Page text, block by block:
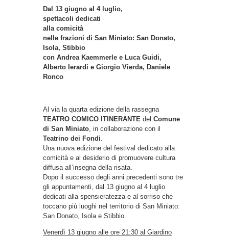
Dal 13 giugno al 4 luglio,
spettacoli dedicati
alla comicità
nelle frazioni di San Miniato: San Donato,
Isola, Stibbio
con Andrea Kaemmerle e Luca Guidi,
Alberto Ierardi e Giorgio Vierda, Daniele
Ronco
Al via la quarta edizione della rassegna
TEATRO COMICO ITINERANTE del Comune
di San Miniato , in collaborazione con il
Teatrino dei Fondi
Una nuova edizione del festival dedicato alla
comicità e al desiderio di promuovere cultura
diffusa all’insegna della risata.
Dopo il successo degli anni precedenti sono tre
gli appuntamenti, dal 13 giugno al 4 luglio
dedicati alla spensieratezza e al sorriso che
toccano più luoghi nel territorio di San Miniato:
San Donato, Isola e Stibbio.
Venerdì 13 giugno alle ore 21:30 al Giardino